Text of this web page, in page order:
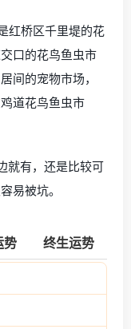
红桥区千里堤的花
口的花鸟鱼虫市
间的宠物市场，
道花鸟鱼虫市
就有，还是比较可
易被坑。
势 终生运势